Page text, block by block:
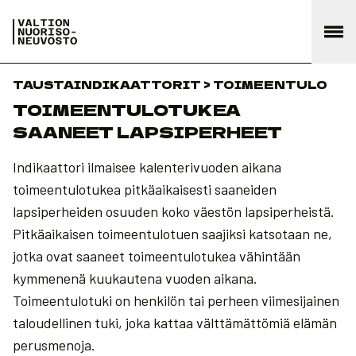
TAUSTAINDIKAATTORIT > TOIMEENTULO
TOIMEENTULOTUKEA
SAANEET LAPSIPERHEET
Indikaattori ilmaisee kalenterivuoden aikana
toimeentulotukea pitkäaikaisesti saaneiden
lapsiperheiden osuuden koko väestön lapsiperheistä.
Pitkäaikaisen toimeentulotuen saajiksi katsotaan ne,
jotka ovat saaneet toimeentulotukea vähintään
kymmenenä kuukautena vuoden aikana.
Toimeentulotuki on henkilön tai perheen viimesijainen
taloudellinen tuki, joka kattaa välttämättömiä elämän
perusmenoja.